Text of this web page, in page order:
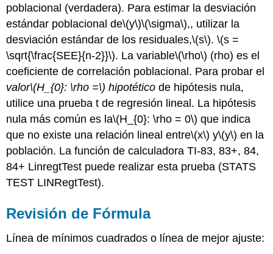
poblacional (verdadera). Para estimar la desviación
estándar poblacional de\(y\)\(\sigma\),, utilizar la
desviación estándar de los residuales,\(s\).\(s =
\sqrt{\frac{SEE}{n-2}}\). La variable\(\rho\) (rho) es el
coeficiente de correlación poblacional. Para probar el
valor\(H_{0}: \rho =\) hipotético de hipótesis nula,
utilice una prueba t de regresión lineal. La hipótesis
nula más común es la\(H_{0}: \rho = 0\) que indica
que no existe una relación lineal entre\(x\) y\(y\) en la
población. La función de calculadora TI-83, 83+, 84,
84+ LinregtTest puede realizar esta prueba (STATS
TEST LINRegtTest).
Revisión de Fórmula
Línea de mínimos cuadrados o línea de mejor ajuste: